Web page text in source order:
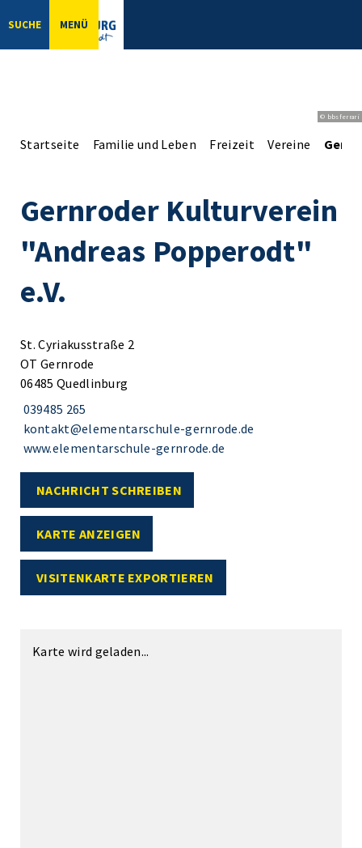
SUCHE MENÜ
© bbsferrari
Startseite Familie und Leben Freizeit Vereine
Gernroder Kulturverein
"Andreas Popperodt"
e.V.
St. Cyriakusstraße 2
OT Gernrode
06485 Quedlinburg
039485 265
kontakt@elementarschule-gernrode.de
www.elementarschule-gernrode.de
NACHRICHT SCHREIBEN
KARTE ANZEIGEN
VISITENKARTE EXPORTIEREN
Karte wird geladen...